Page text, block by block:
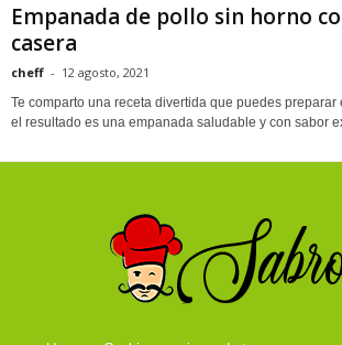
Empanada de pollo sin horno
casera
cheff - 12 agosto, 2021
Te comparto una receta divertida que puedes preparar
el resultado es una empanada saludable y con sabor